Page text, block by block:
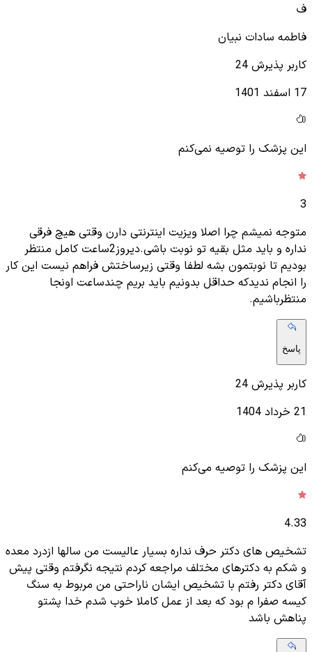
ف
فاطمه سادات نبیان
کاربر پذیرش 24
17 اسفند 1401
این پزشک را توصیه نمی‌کنم
3
متوجه نمیشم چرا اصلا ویزیت اینترنتی دارن وقتی هیچ فرقی
نداره و باید مثل بقیه تو نوبت باشی.دیروز2ساعت کامل منتظر
بودیم تا نوبتمون بشه لطفا وقتی زیرساختش فراهم نیست این کار
را انجام ندیدکه حداقل بدونیم باید بریم چندساعت اونجا
منتظرباشیم.
پاسخ
کاربر پذیرش 24
21 خرداد 1404
این پزشک را توصیه می‌کنم
4.33
تشخیص های دکتر حرف نداره بسیار عالیست من سالها ازدرد معده
و شکم به دکترهای مختلف مراجعه کردم نتیجه نگرفتم وقتی پیش
آقای دکتر رفتم با تشخیص ایشان ناراحتی من مربوط به سنگ
کیسه صفرا م بود که بعد از عمل کاملا خوب شدم خدا پشتو
پناهش باشد